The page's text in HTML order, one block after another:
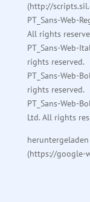
(http://
PT_Sans-Web-
All rights
PT_Sans-Web-
rights reserved.
PT_Sans-Web-
rights reserved.
PT_Sans-Web-
Ltd. All rights
(https://google-